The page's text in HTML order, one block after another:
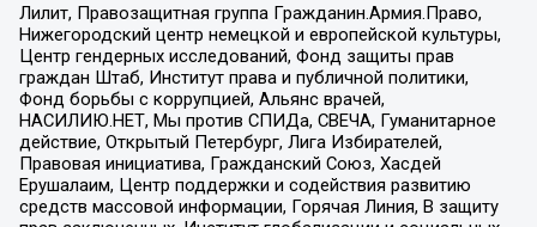
Лилит, Правозащитная группа Гражданин.Армия.Право,
Нижегородский центр немецкой и европейской культуры,
Центр гендерных исследований, Фонд защиты прав
граждан Штаб, Институт права и публичной политики,
Фонд борьбы с коррупцией, Альянс врачей,
НАСИЛИЮ.НЕТ, Мы против СПИДа, СВЕЧА, Гуманитарное
действие, Открытый Петербург, Лига Избирателей,
Правовая инициатива, Гражданский Союз, Хасдей
Ерушалаим, Центр поддержки и содействия развитию
средств массовой информации, Горячая Линия, В защиту